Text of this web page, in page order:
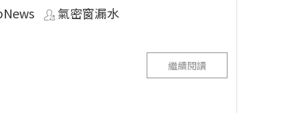
氣密窗漏水
繼續閱讀